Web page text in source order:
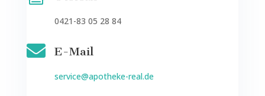
0421-83 05 28 84
 E-Mail
service@apotheke-real.de